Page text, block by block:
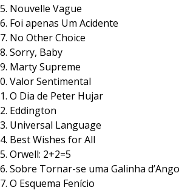
Nouvelle Vague
Foi apenas Um Acidente
No Other Choice
Sorry, Baby
Marty Supreme
Valor Sentimental
O Dia de Peter Hujar
Eddington
Universal Language
Best Wishes for All
Orwell: 2+2=5
Sobre Tornar-se uma Galinha
O Esquema Fenício